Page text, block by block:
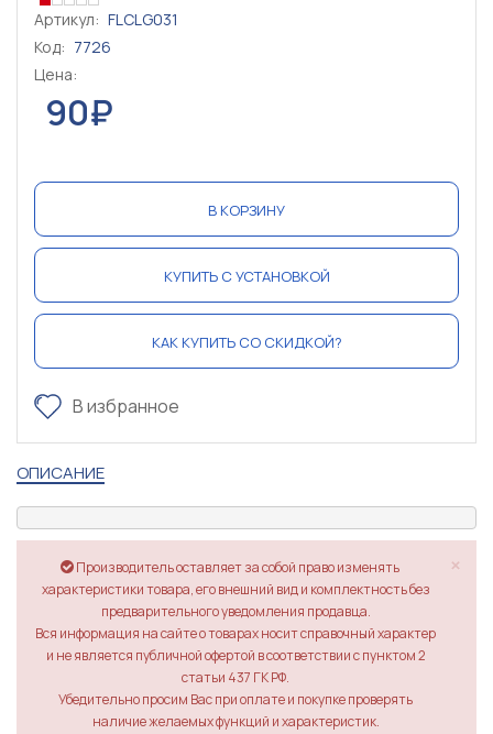
Артикул: FLCLG031
Код: 7726
Цена:
90₽
В КОРЗИНУ
КУПИТЬ С УСТАНОВКОЙ
КАК КУПИТЬ СО СКИДКОЙ?
В избранное
ОПИСАНИЕ
×
Производитель оставляет за собой право изменять
характеристики товара, его внешний вид и комплектность без
предварительного уведомления продавца.
Вся информация на сайте о товарах носит справочный характер
и не является публичной офертой в соответствии с пунктом 2
статьи 437 ГК РФ.
Убедительно просим Вас при оплате и покупке проверять
наличие желаемых функций и характеристик.